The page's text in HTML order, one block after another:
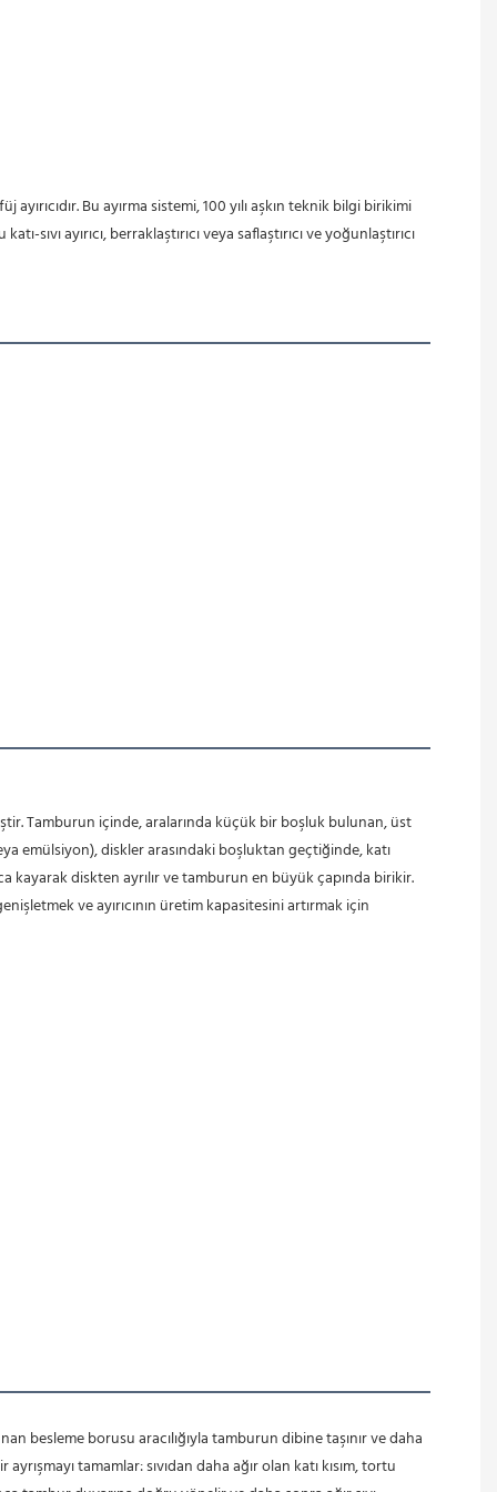
ayırıcı, berraklaştırıcı veya saflaştırıcı ve yoğunlaştırıcı
emülsiyon), diskler arasındaki boşluktan geçtiğinde, katı
kayarak diskten ayrılır ve tamburun en büyük çapında birikir.
ve ayırıcının üretim kapasitesini artırmak için
tamamlar: sıvıdan daha ağır olan katı kısım, tortu